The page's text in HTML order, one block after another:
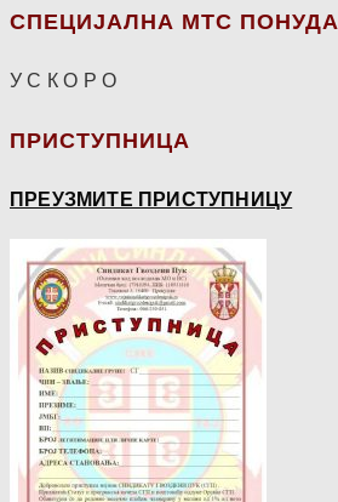
СПЕЦИЈАЛНА МТС ПОНУДА
У С К О Р О
ПРИСТУПНИЦА
ПРЕУЗМИТЕ ПРИСТУПНИЦУ